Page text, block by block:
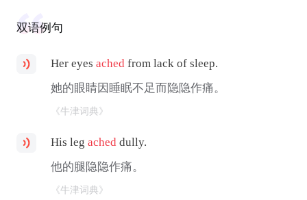
双语例句
Her eyesached from lack of sleep.
她的眼睛因睡眠不足而隐隐作痛。
《牛津词典》
His legached dully.
他的腿隐隐作痛。
《牛津词典》